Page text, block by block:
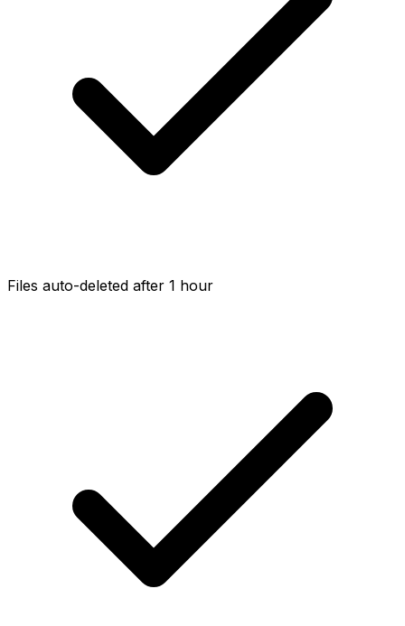
Files auto-deleted after 1 hour